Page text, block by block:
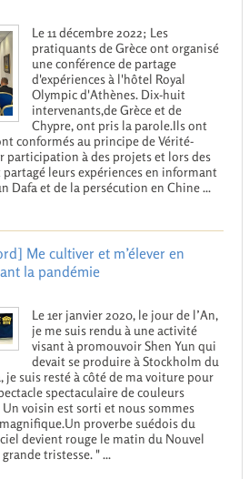
Le 11 décembre 2022; Les
pratiquants de Grèce ont organisé
une conférence de partage
d'expériences à l'hôtel Royal
Olympic d'Athènes. Dix-huit
intervenants,de Grèce et de
Chypre, ont pris la parole.Ils ont
conformés au principe de Vérité-
participation à des projets et lors des
leurs expériences en informant
Dafa et de la persécution en Chine ...
Me cultiver et m’élever en
la pandémie
Le 1er janvier 2020, le jour de l’An,
je me suis rendu à une activité
visant à promouvoir Shen Yun qui
devait se produire à Stockholm du
je suis resté à côté de ma voiture pour
spectaculaire de couleurs
voisin est sorti et nous sommes
proverbe suédois du
devient rouge le matin du Nouvel
tristesse. " ...